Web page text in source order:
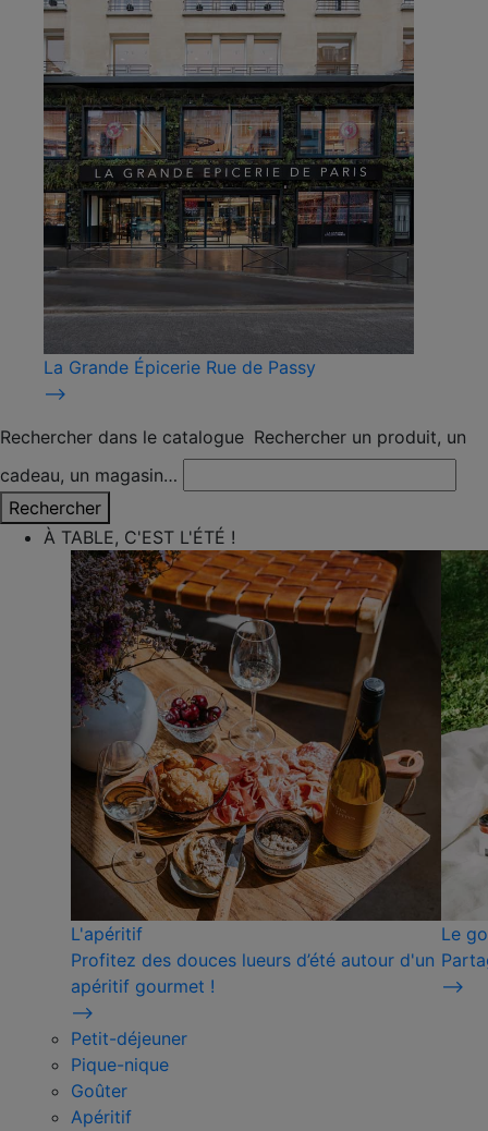
La Grande Épicerie Rue de Passy
⟶
Rechercher dans le catalogue Rechercher un produit, un
cadeau, un magasin…
Rechercher
À TABLE, C'EST L'ÉTÉ !
L'apéritif
Profitez des douces lueurs d’été autour d'un
apéritif gourmet !
⟶
Le
⟶
Petit-déjeuner
Pique-nique
Goûter
Apéritif